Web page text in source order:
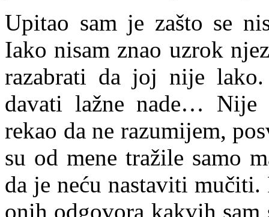
Upitao sam je zašto se
Iako nisam znao uzrok
razabrati da joj nije
davati lažne nade…
rekao da ne razumijem,
su od mene tražile samo
da je neću nastaviti
onih odgovora kakvih sam